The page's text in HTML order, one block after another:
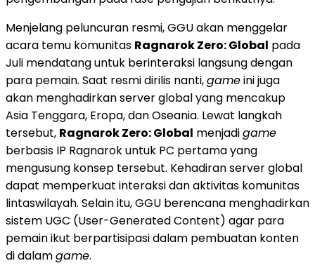
Menjelang peluncuran resmi, GGU akan menggelar
acara temu komunitas Ragnarok Zero: Global pada
Juli mendatang untuk berinteraksi langsung dengan
para pemain. Saat resmi dirilis nanti,gameini juga
akan menghadirkan server global yang mencakup
Asia Tenggara, Eropa, dan Oseania. Lewat langkah
tersebut, Ragnarok Zero: Global menjadigame
berbasis IP Ragnarok untuk PC pertama yang
mengusung konsep tersebut. Kehadiran server global
dapat memperkuat interaksi dan aktivitas komunitas
lintaswilayah. Selain itu, GGU berencana menghadirkan
sistem UGC (User-Generated Content) agar para
pemain ikut berpartisipasi dalam pembuatan konten
di dalamgame.